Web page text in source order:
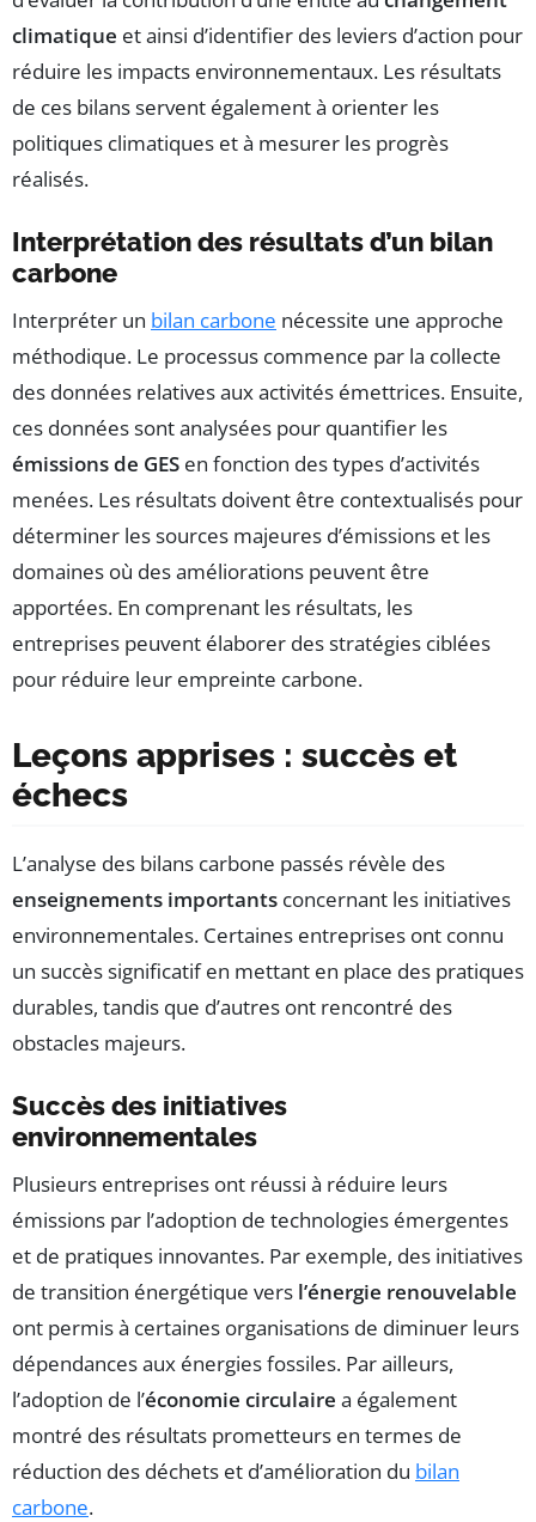
climatique et ainsi d’identifier des leviers d’action pour
réduire les impacts environnementaux. Les résultats
de ces bilans servent également à orienter les
politiques climatiques et à mesurer les progrès
réalisés.
Interprétation des résultats d’un bilan
carbone
Interpréter un bilan carbone nécessite une approche
méthodique. Le processus commence par la collecte
des données relatives aux activités émettrices. Ensuite,
ces données sont analysées pour quantifier les
émissions de GES en fonction des types d’activités
menées. Les résultats doivent être contextualisés pour
déterminer les sources majeures d’émissions et les
domaines où des améliorations peuvent être
apportées. En comprenant les résultats, les
entreprises peuvent élaborer des stratégies ciblées
pour réduire leur empreinte carbone.
Leçons apprises : succès et
échecs
L’analyse des bilans carbone passés révèle des
enseignements importants concernant les initiatives
environnementales. Certaines entreprises ont connu
un succès significatif en mettant en place des pratiques
durables, tandis que d’autres ont rencontré des
obstacles majeurs.
Succès des initiatives
environnementales
Plusieurs entreprises ont réussi à réduire leurs
émissions par l’adoption de technologies émergentes
et de pratiques innovantes. Par exemple, des initiatives
de transition énergétique vers l’énergie renouvelable
ont permis à certaines organisations de diminuer leurs
dépendances aux énergies fossiles. Par ailleurs,
l’adoption de l’économie circulaire a également
montré des résultats prometteurs en termes de
réduction des déchets et d’amélioration du bilan
carbone.